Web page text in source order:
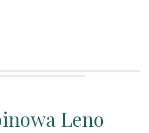
Leno